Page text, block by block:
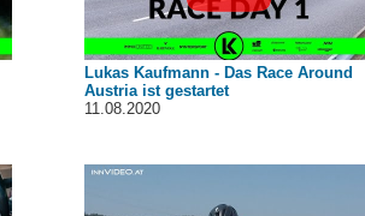
Lukas Kaufmann - Das Race Around
Austria ist gestartet
11.08.2020